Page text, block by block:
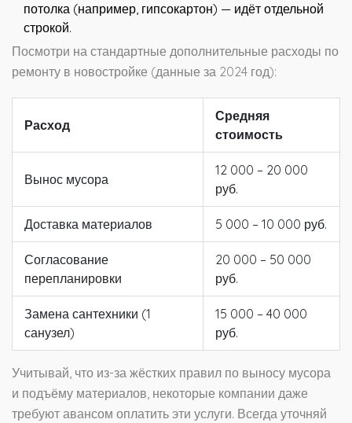
потолка (например, гипсокартон) — идёт отдельной
строкой.
Посмотри на стандартные дополнительные расходы по
ремонту в новостройке (данные за 2024 год):
Расход
Средняя
стоимость
Вынос мусора
12 000 – 20 000
руб.
Доставка материалов 5 000 – 10 000 руб.
Согласование
перепланировки
20 000 – 50 000
руб.
Замена сантехники (1
санузел)
15 000 – 40 000
руб.
Учитывай, что из-за жёстких правил по выносу мусора
и подъёму материалов, некоторые компании даже
требуют авансом оплатить эти услуги. Всегда уточняй